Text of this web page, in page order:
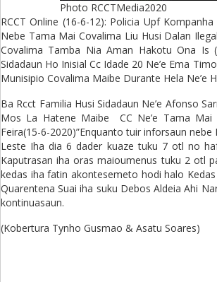
Photo RCCTMedia2020
RCCT Online (16-6-12): Policia Upf
Nebe Tama Mai Covalima Liu Husi Dalan
Covalima Tamba Nia Aman Hakotu Ona Is
Sidadaun Ho Inisial Cc Idade 20 Ne’e Ema
Munisipio Covalima Maibe Durante Hela Ne’e
Ba Rcct Familia Husi Sidadaun Ne’e Afonso
Mos La Hatene Maibe CC Ne’e Tama
Feira(15-6-2020)”Enquanto tuir inforsaun nebe
Leste Iha dia 6 dader kuaze tuku 7 otl no
Kaputrasan iha oras maioumenus tuku 2 otl
kedas iha fatin akontesemeto hodi halo
Quarentena Suai iha suku Debos Aldeia Ahi
kontinuasaun.
(Kobertura Tynho Gusmao & Asatu Soares)